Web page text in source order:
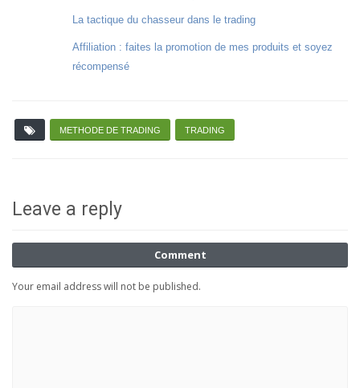
La tactique du chasseur dans le trading
Affiliation : faites la promotion de mes produits et soyez
récompensé
METHODE DE TRADING TRADING
Leave a reply
Comment
Your email address will not be published.